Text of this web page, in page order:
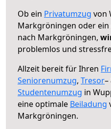
Ob ein Privatumzug von
Markgröningen oder
nach Markgröningen,
problemlos und
Allzeit bereit für Ihren
Seniorenumzug, Tresor–
Studentenumzug in
eine optimale Beiladung
Markgröningen.